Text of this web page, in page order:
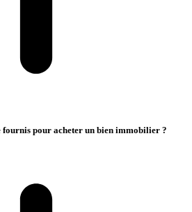
fournis pour acheter un bien immobilier ?